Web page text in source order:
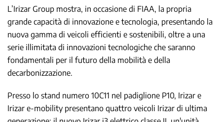
L’Irizar Group mostra, in occasione di FIAA, la propria
grande capacità di innovazione e tecnologia, presentando la
nuova gamma di veicoli efficienti e sostenibili, oltre a una
serie illimitata di innovazioni tecnologiche che saranno
fondamentali per il futuro della mobilità e della
decarbonizzazione.
Presso lo stand numero 10C11 nel padiglione P10, Irizar e
Irizar e-mobility presentano quattro veicoli Irizar di ultima